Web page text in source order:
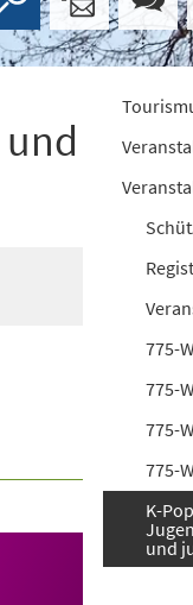
775-
775-
775-
775-
K-
und